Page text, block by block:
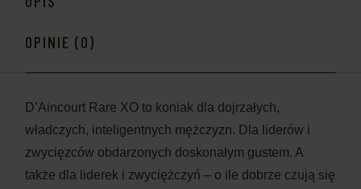
OPINIE (0)
D’Aincourt Rare XO to koniak dla dojrzałych,
władczych, inteligentnych mężczyzn. Dla liderów i
zwycięzców obdarzonych doskonałym gustem. A
także dla liderek i zwyciężczyń – o ile dobrze czują się